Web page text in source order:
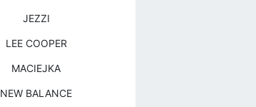
JEZZI
LEE COOPER
MACIEJKA
NEW BALANCE